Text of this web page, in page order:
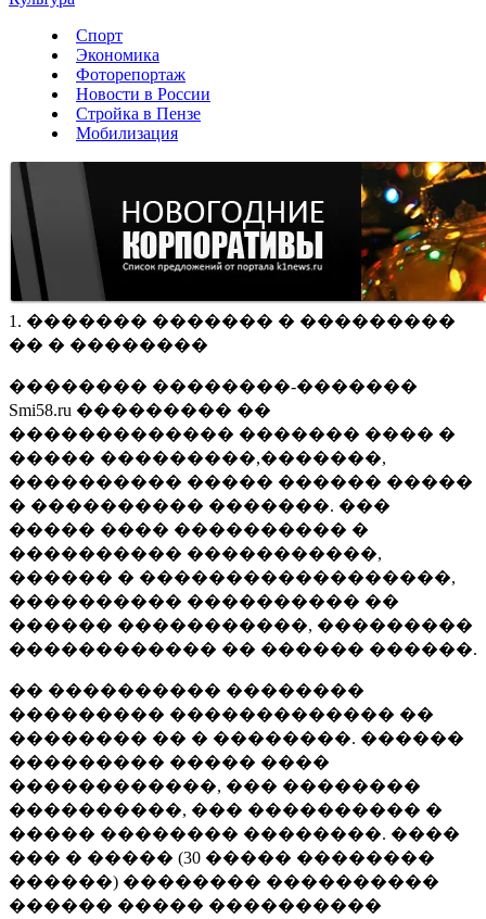
Спорт
Экономика
Фоторепортаж
Новости в России
Стройка в Пензе
Мобилизация
1. ������� ������� � ���������
�� � ��������
�������� ��������-�������
Smi58.ru ��������� ��
������������� ������� ���� �
����� ���������,�������,
���������� ����� ������ �����
� ���������� �������. ���
����� ���� ���������� �
���������� �����������,
������ � ������������������,
���������� ���������� ��
������ �����������, ���������
������������ �� ������ ������.
�� ���������� ��������
��������� ������������� ��
�������� �� � ��������. ������
��������� ����� ����
������������, ��� ��������
����������, ��� ���������� �
����� �������� ��������. ����
��� � ����� (30 ����� ��������
������) �������� ����������
������ ����� ����������